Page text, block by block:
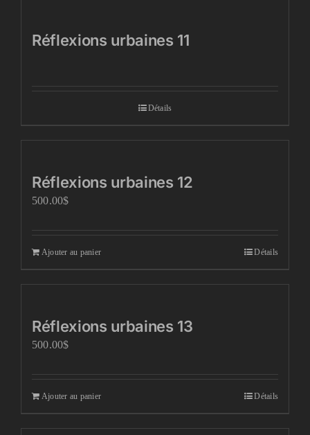
Réflexions urbaines 11
Détails
Réflexions urbaines 12
500.00$
Ajouter au panier Détails
Réflexions urbaines 13
500.00$
Ajouter au panier Détails